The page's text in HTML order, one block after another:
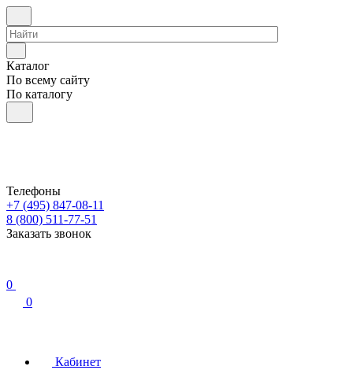
Каталог
По всему сайту
По каталогу
Телефоны
+7 (495) 847-08-11
8 (800) 511-77-51
Заказать звонок
0
0
Кабинет